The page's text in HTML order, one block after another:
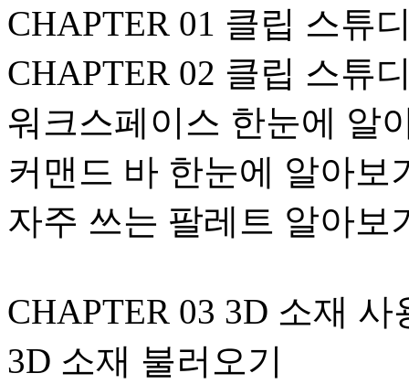
CHAPTER 01 클립 스튜
CHAPTER 02 클립 스튜
워크스페이스 한눈에 알
커맨드 바 한눈에 알아보
자주 쓰는 팔레트 알아보
CHAPTER 03 3D 소재
3D 소재 불러오기